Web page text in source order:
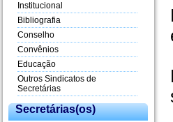
Institucional
Bibliografia
Conselho
Convênios
Educação
Outros Sindicatos de
Secretárias
Secretárias(os)